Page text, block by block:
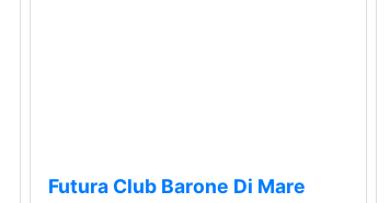
Futura Club Barone Di Mare